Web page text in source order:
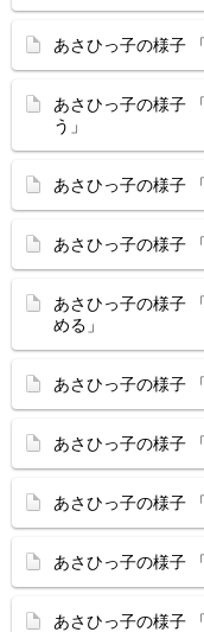
あさひっ子の様子
あさひっ子の様子
う」
あさひっ子の様子
あさひっ子の様子
あさひっ子の様子
める」
あさひっ子の様子
あさひっ子の様子
あさひっ子の様子
あさひっ子の様子
あさひっ子の様子